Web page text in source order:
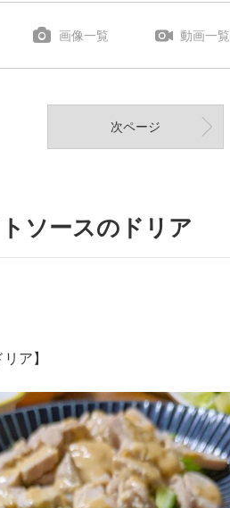
画像一覧 動画一覧
次ページ
ソースのドリア
ア】